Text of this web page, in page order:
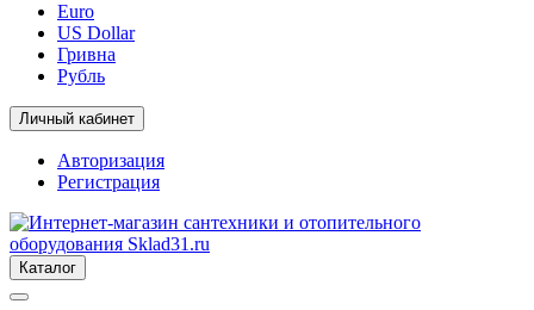
Euro
US Dollar
Гривна
Рубль
Личный кабинет
Авторизация
Регистрация
Каталог